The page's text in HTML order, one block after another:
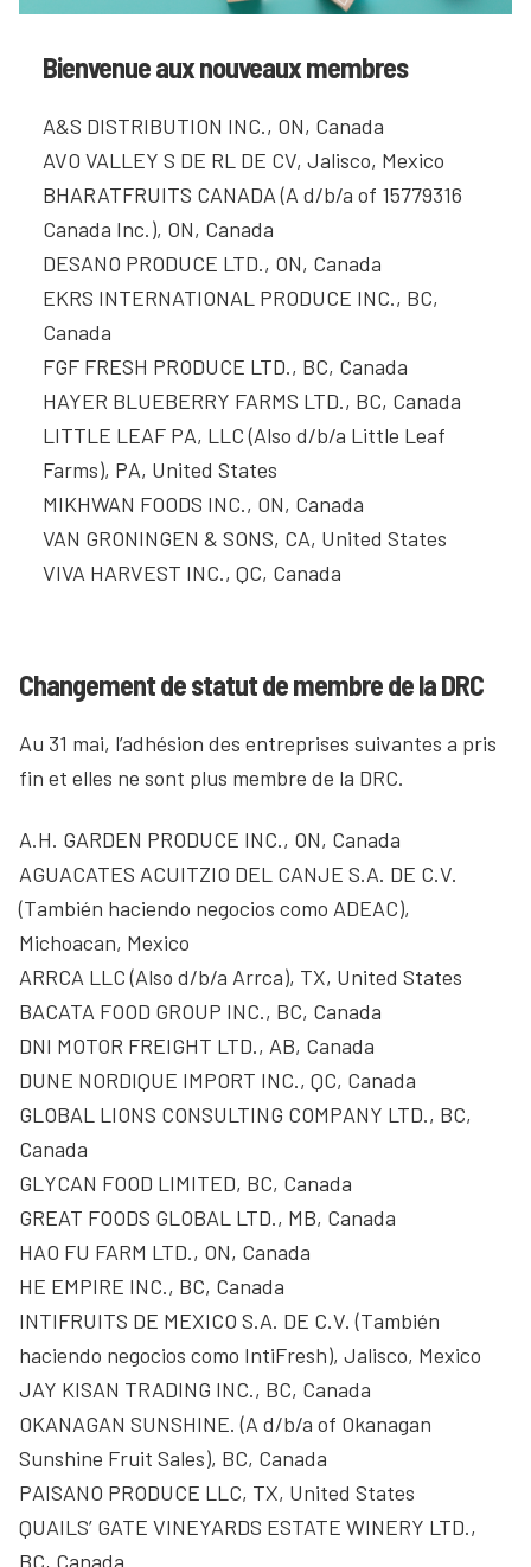
Bienvenue aux nouveaux membres
A&S DISTRIBUTION INC., ON, Canada
AVO VALLEY S DE RL DE CV, Jalisco, Mexico
BHARATFRUITS CANADA (A d/b/a of 15779316
Canada Inc.), ON, Canada
DESANO PRODUCE LTD., ON, Canada
EKRS INTERNATIONAL PRODUCE INC., BC,
Canada
FGF FRESH PRODUCE LTD., BC, Canada
HAYER BLUEBERRY FARMS LTD., BC, Canada
LITTLE LEAF PA, LLC (Also d/b/a Little Leaf
Farms), PA, United States
MIKHWAN FOODS INC., ON, Canada
VAN GRONINGEN & SONS, CA, United States
VIVA HARVEST INC., QC, Canada
Changement de statut de membre de la DRC
Au 31 mai, l’adhésion des entreprises suivantes a pris
fin et elles ne sont plus membre de la DRC.
A.H. GARDEN PRODUCE INC., ON, Canada
AGUACATES ACUITZIO DEL CANJE S.A. DE C.V.
(También haciendo negocios como ADEAC),
Michoacan, Mexico
ARRCA LLC (Also d/b/a Arrca), TX, United States
BACATA FOOD GROUP INC., BC, Canada
DNI MOTOR FREIGHT LTD., AB, Canada
DUNE NORDIQUE IMPORT INC., QC, Canada
GLOBAL LIONS CONSULTING COMPANY LTD., BC,
Canada
GLYCAN FOOD LIMITED, BC, Canada
GREAT FOODS GLOBAL LTD., MB, Canada
HAO FU FARM LTD., ON, Canada
HE EMPIRE INC., BC, Canada
INTIFRUITS DE MEXICO S.A. DE C.V. (También
haciendo negocios como IntiFresh), Jalisco, Mexico
JAY KISAN TRADING INC., BC, Canada
OKANAGAN SUNSHINE. (A d/b/a of Okanagan
Sunshine Fruit Sales), BC, Canada
PAISANO PRODUCE LLC, TX, United States
QUAILS’ GATE VINEYARDS ESTATE WINERY LTD.,
BC, Canada